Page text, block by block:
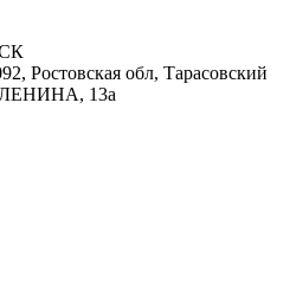
Ростовская обл, Тарасовский
ЛЕНИНА, 13а